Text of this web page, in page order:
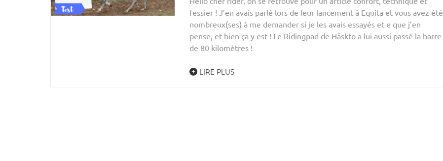
fessier ! J’en avais parlé lors de leur lancement à Equita et vous avez été
nombreux(ses) à me demander si je les avais essayés et e que j’en
pense, et bien ça y est ! Le Ridingpad de Häskto a lui aussi passé la barre
de 80 kilomètres !
LIRE PLUS